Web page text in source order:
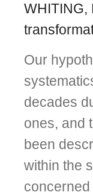
WHITING,
Our
decades
ones, and
been
within the